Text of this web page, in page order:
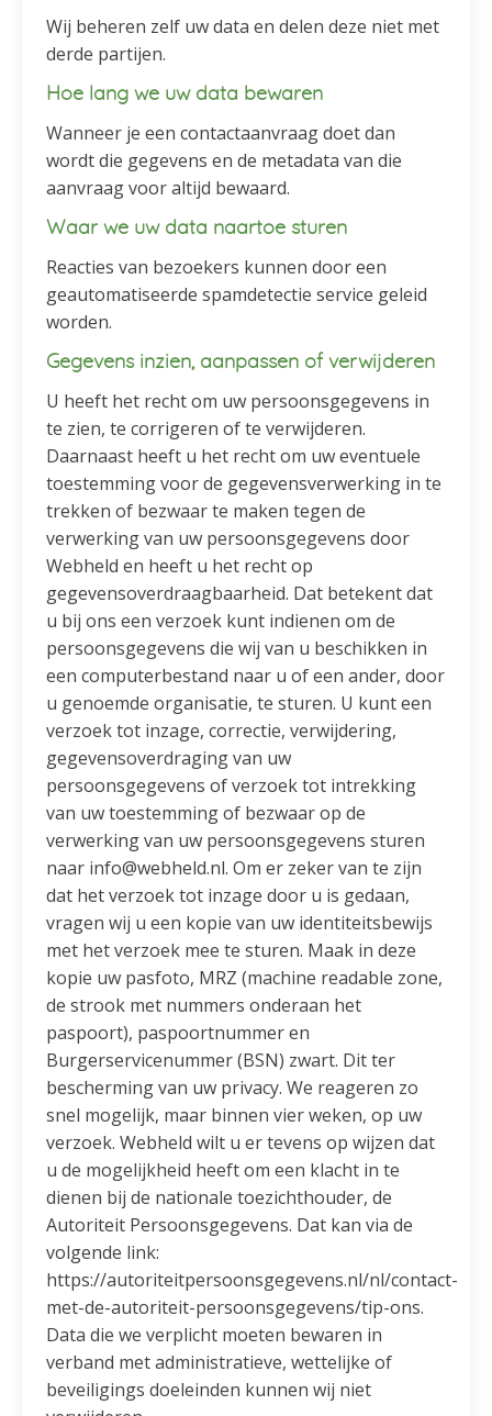
Wij beheren zelf uw data en delen deze niet met
derde partijen.
Hoe lang we uw data bewaren
Wanneer je een contactaanvraag doet dan
wordt die gegevens en de metadata van die
aanvraag voor altijd bewaard.
Waar we uw data naartoe sturen
Reacties van bezoekers kunnen door een
geautomatiseerde spamdetectie service geleid
worden.
Gegevens inzien, aanpassen of verwijderen
U heeft het recht om uw persoonsgegevens in
te zien, te corrigeren of te verwijderen.
Daarnaast heeft u het recht om uw eventuele
toestemming voor de gegevensverwerking in te
trekken of bezwaar te maken tegen de
verwerking van uw persoonsgegevens door
Webheld en heeft u het recht op
gegevensoverdraagbaarheid. Dat betekent dat
u bij ons een verzoek kunt indienen om de
persoonsgegevens die wij van u beschikken in
een computerbestand naar u of een ander, door
u genoemde organisatie, te sturen. U kunt een
verzoek tot inzage, correctie, verwijdering,
gegevensoverdraging van uw
persoonsgegevens of verzoek tot intrekking
van uw toestemming of bezwaar op de
verwerking van uw persoonsgegevens sturen
naar info@webheld.nl. Om er zeker van te zijn
dat het verzoek tot inzage door u is gedaan,
vragen wij u een kopie van uw identiteitsbewijs
met het verzoek mee te sturen. Maak in deze
kopie uw pasfoto, MRZ (machine readable zone,
de strook met nummers onderaan het
paspoort), paspoortnummer en
Burgerservicenummer (BSN) zwart. Dit ter
bescherming van uw privacy. We reageren zo
snel mogelijk, maar binnen vier weken, op uw
verzoek. Webheld wilt u er tevens op wijzen dat
u de mogelijkheid heeft om een klacht in te
dienen bij de nationale toezichthouder, de
Autoriteit Persoonsgegevens. Dat kan via de
volgende link:
https://autoriteitpersoonsgegevens.nl/nl/contact-
met-de-autoriteit-persoonsgegevens/tip-ons.
Data die we verplicht moeten bewaren in
verband met administratieve, wettelijke of
beveiligings doeleinden kunnen wij niet